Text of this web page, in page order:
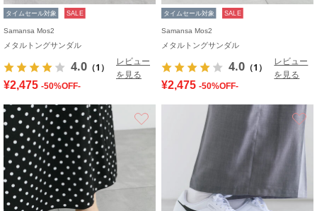
タイムセール対象 SALE
Samansa Mos2
メタルトングサンダル
4.0 （1）
レビュー
を見る
¥2,475 -50%OFF-
タイムセール対象 SALE
Samansa Mos2
メタルトングサンダル
4.0 （1）
レビュー
を見る
¥2,475 -50%OFF-